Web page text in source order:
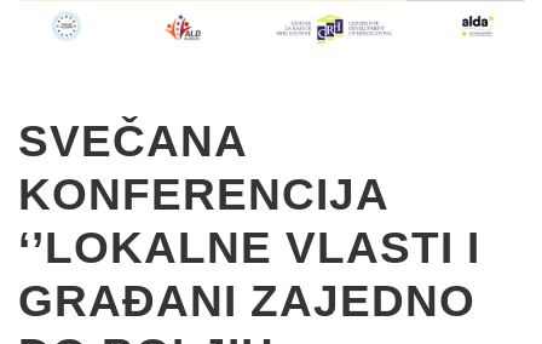
SVEČANA
KONFERENCIJA
‘’LOKALNE VLASTI I
GRAĐANI ZAJEDNO